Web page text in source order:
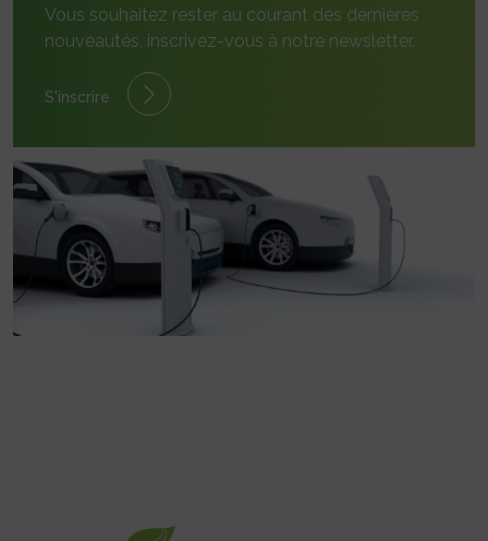
Vous souhaitez rester au courant des dernières
nouveautés, inscrivez-vous à notre newsletter.
S'inscrire